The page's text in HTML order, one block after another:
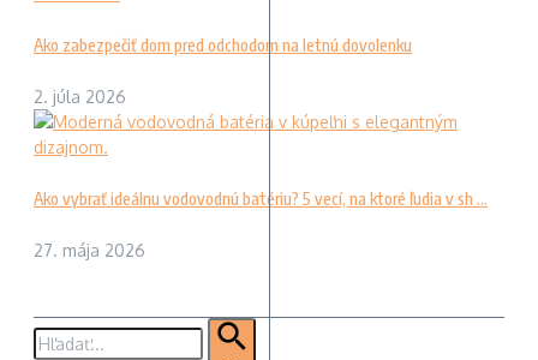
Ako zabezpečiť dom pred odchodom na letnú dovolenku
2. júla 2026
Ako vybrať ideálnu vodovodnú batériu? 5 vecí, na ktoré ľudia v sh ...
27. mája 2026
Hľadať: